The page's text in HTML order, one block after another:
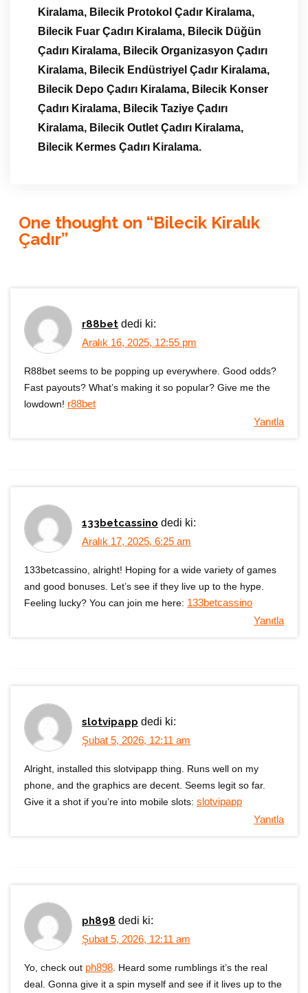
Kiralama, Bilecik Protokol Çadır Kiralama,
Bilecik Fuar Çadırı Kiralama, Bilecik Düğün
Çadırı Kiralama, Bilecik Organizasyon Çadırı
Kiralama, Bilecik Endüstriyel Çadır Kiralama,
Bilecik Depo Çadırı Kiralama, Bilecik Konser
Çadırı Kiralama, Bilecik Taziye Çadırı
Kiralama, Bilecik Outlet Çadırı Kiralama,
Bilecik Kermes Çadırı Kiralama.
One thought on “Bilecik Kiralık
Çadır”
r88bet dedi ki:
Aralık 16, 2025, 12:55 pm
R88bet seems to be popping up everywhere. Good odds?
Fast payouts? What’s making it so popular? Give me the
lowdown! r88bet
Yanıtla
133betcassino dedi ki:
Aralık 17, 2025, 6:25 am
133betcassino, alright! Hoping for a wide variety of games
and good bonuses. Let’s see if they live up to the hype.
Feeling lucky? You can join me here: 133betcassino
Yanıtla
slotvipapp dedi ki:
Şubat 5, 2026, 12:11 am
Alright, installed this slotvipapp thing. Runs well on my
phone, and the graphics are decent. Seems legit so far.
Give it a shot if you’re into mobile slots: slotvipapp
Yanıtla
ph898 dedi ki:
Şubat 5, 2026, 12:11 am
Yo, check out ph898 . Heard some rumblings it’s the real
deal. Gonna give it a spin myself and see if it lives up to the